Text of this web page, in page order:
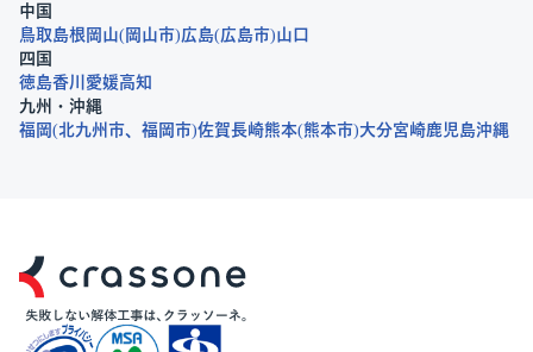
中国
鳥取島根 岡山 岡山市 広島 広島市 山口
四国
徳島香川 愛媛高知
九州・沖縄
福岡
北九州市 福岡市 佐賀長崎熊本 熊本市 大分宮崎鹿児島沖縄